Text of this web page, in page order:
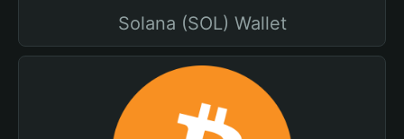
Solana (SOL) Wallet